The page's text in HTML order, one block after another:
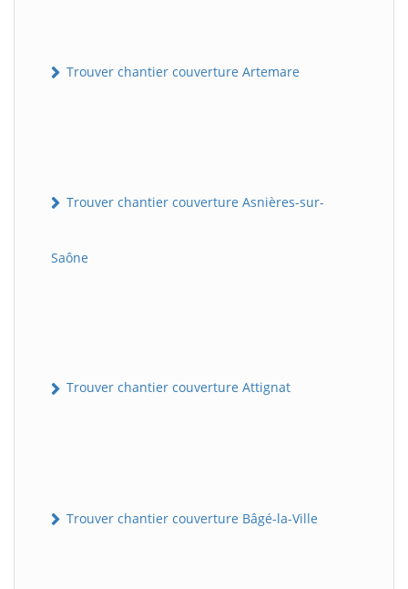
Trouver chantier couverture Artemare
Trouver chantier couverture Asnières-sur-
Saône
Trouver chantier couverture Attignat
Trouver chantier couverture Bâgé-la-Ville